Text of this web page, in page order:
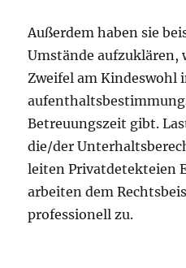
Außerdem haben sie
Umstände aufzuklären,
Zweifel am Kindeswohl
Betreuungszeit gibt.
die/der
leiten Privatdetekteien
arbeiten dem
professionell zu.